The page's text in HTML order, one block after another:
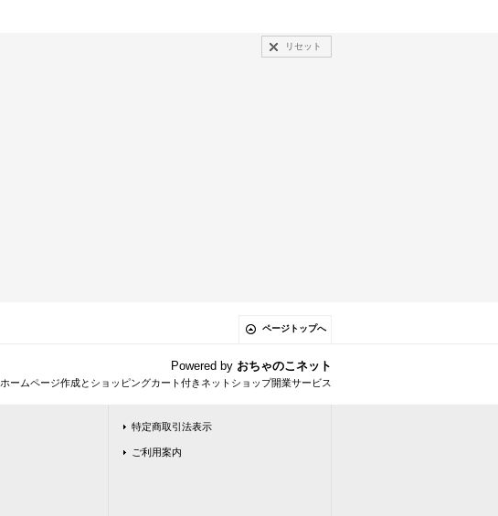
リセット
ページトップへ
Powered by おちゃのこネット
ホームページ作成とショッピングカート付きネットショップ開業サービス
特定商取引法表示
ご利用案内